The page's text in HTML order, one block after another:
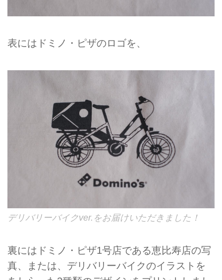
表にはドミノ・ピザのロゴを、
デリバリーバイクver.をお届けいただきました！
裏にはドミノ・ピザ1号店である恵比寿店の写
真、または、デリバリーバイクのイラストを